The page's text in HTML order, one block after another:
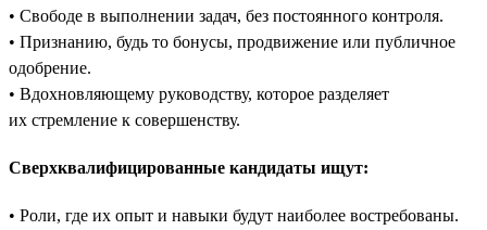
• Свободе в выполнении задач, без постоянного контроля.
• Признанию, будь то бонусы, продвижение или публичное
одобрение.
• Вдохновляющему руководству, которое разделяет
их стремление к совершенству.
Сверхквалифицированные кандидаты ищут:
• Роли, где их опыт и навыки будут наиболее востребованы.